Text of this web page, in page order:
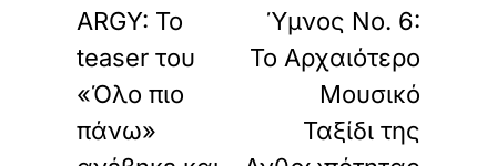
ARGY: Το
teaser του
«Όλο πιο
πάνω»
Ύμνος Νo. 6:
Το Αρχαιότερο
Μουσικό
Ταξίδι της